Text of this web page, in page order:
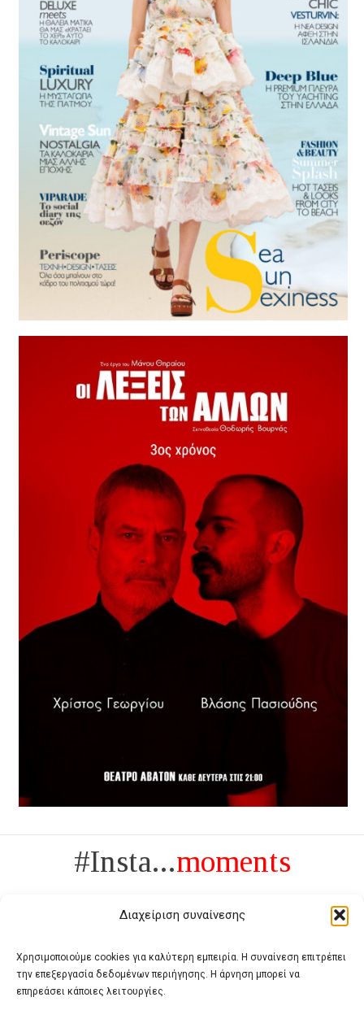
Διαχείριση συναίνεσης
Χρησιμοποιούμε cookies για καλύτερη εμπειρία. Η συναίνεση επιτρέπει
την επεξεργασία δεδομένων περιήγησης. Η άρνηση μπορεί να
επηρεάσει κάποιες λειτουργίες.
#Insta...moments
Πολυτέλεια δεν είναι το αντίθετο της ανέχειας, είναι το αντίθετο της